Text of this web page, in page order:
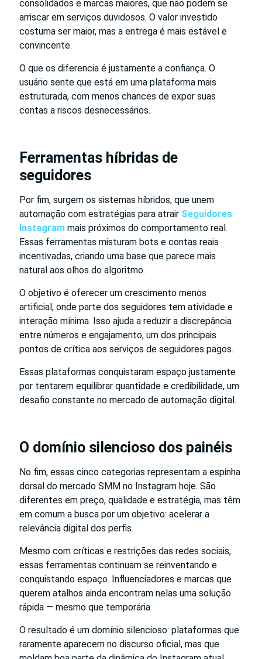
consolidados e marcas maiores, que não podem se
arriscar em serviços duvidosos. O valor investido
costuma ser maior, mas a entrega é mais estável e
convincente.
O que os diferencia é justamente a confiança. O
usuário sente que está em uma plataforma mais
estruturada, com menos chances de expor suas
contas a riscos desnecessários.
Ferramentas híbridas de
seguidores
Por fim, surgem os sistemas híbridos, que unem
automação com estratégias para atrair Seguidores
Instagram mais próximos do comportamento real.
Essas ferramentas misturam bots e contas reais
incentivadas, criando uma base que parece mais
natural aos olhos do algoritmo.
O objetivo é oferecer um crescimento menos
artificial, onde parte dos seguidores tem atividade e
interação mínima. Isso ajuda a reduzir a discrepância
entre números e engajamento, um dos principais
pontos de crítica aos serviços de seguidores pagos.
Essas plataformas conquistaram espaço justamente
por tentarem equilibrar quantidade e credibilidade, um
desafio constante no mercado de automação digital.
O domínio silencioso dos painéis
No fim, essas cinco categorias representam a espinha
dorsal do mercado SMM no Instagram hoje. São
diferentes em preço, qualidade e estratégia, mas têm
em comum a busca por um objetivo: acelerar a
relevância digital dos perfis.
Mesmo com críticas e restrições das redes sociais,
essas ferramentas continuam se reinventando e
conquistando espaço. Influenciadores e marcas que
querem atalhos ainda encontram nelas uma solução
rápida — mesmo que temporária.
O resultado é um domínio silencioso: plataformas que
raramente aparecem no discurso oficial, mas que